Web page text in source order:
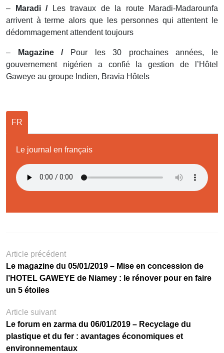
– Maradi /Les travaux de la route Maradi-Madarounfa
arrivent à terme alors que les personnes qui attentent le
dédommagement attendent toujours
– Magazine /Pour les 30 prochaines années, le
gouvernement nigérien a confié la gestion de l’Hôtel
Gaweye au groupe Indien, Bravia Hôtels
FR
Le journal en français
Article précédent
Le magazine du 05/01/2019 – Mise en concession de
l’HOTEL GAWEYE de Niamey : le rénover pour en faire
un 5 étoiles
Article suivant
Le forum en zarma du 06/01/2019 – Recyclage du
plastique et du fer : avantages économiques et
environnementaux